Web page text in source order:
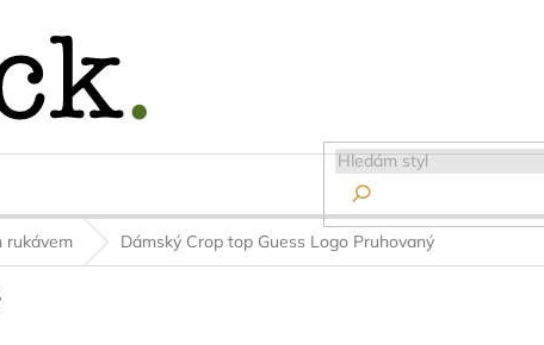

rukávem Dámský Crop top Guess Logo Pruhovaný